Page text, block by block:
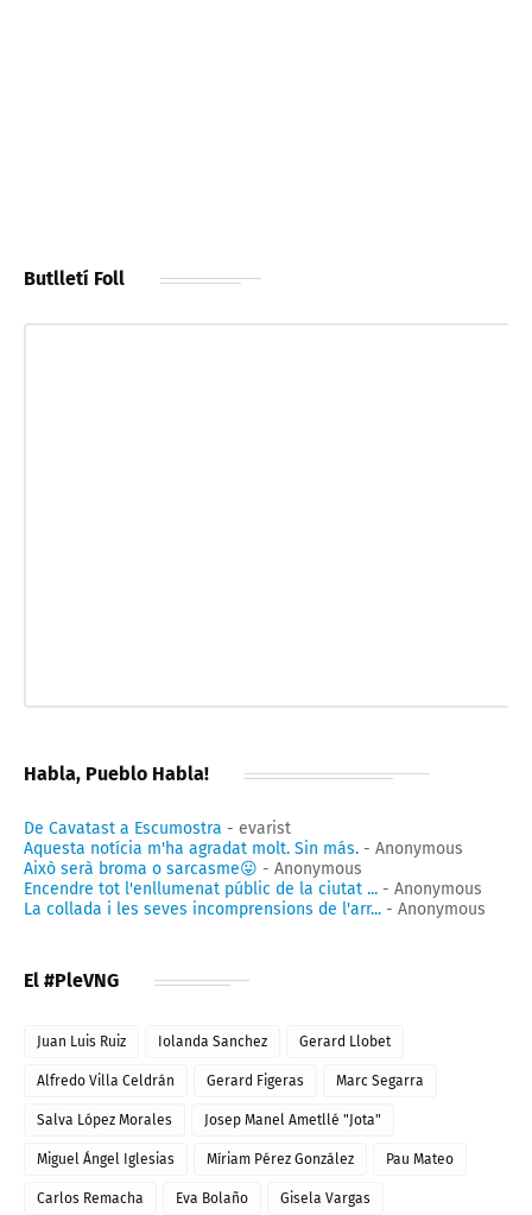
Butlletí Foll
Habla, Pueblo Habla!
De Cavatast a Escumostra - evarist
Aquesta notícia m'ha agradat molt. Sin más. - Anonymous
Això serà broma o sarcasme😛 - Anonymous
Encendre tot l'enllumenat públic de la ciutat ... - Anonymous
La collada i les seves incomprensions de l'arr... - Anonymous
El #PleVNG
Juan Luis Ruiz Iolanda Sanchez Gerard Llobet
Alfredo Villa Celdrán Gerard Figeras Marc Segarra
Salva López Morales Josep Manel Ametllé "Jota"
Miguel Ángel Iglesias Míriam Pérez González Pau Mateo
Carlos Remacha Eva Bolaño Gisela Vargas